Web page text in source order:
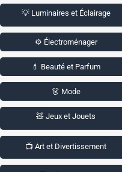
💡 Luminaires et Éclairage
⚙️ Électroménager
💄 Beauté et Parfum
👗 Mode
🧸 Jeux et Jouets
📺 Art et Divertissement